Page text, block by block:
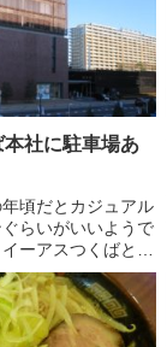
社に駐車場あ
頃だとカジュアル
らいがいいようで
ーアスつくばとか
入っています。ロ
龍ケ崎はあります
ぼありません。
の本...